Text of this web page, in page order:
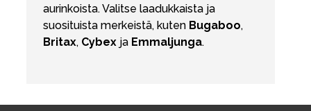
aurinkoista. Valitse laadukkaista ja
suosituista merkeistä, kuten Bugaboo,
Britax, Cybex ja Emmaljunga.